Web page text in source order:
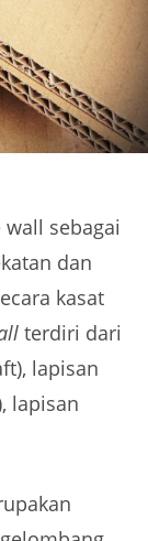
sebagai
dan
kasat
terdiri dari
lapisan
lapisan